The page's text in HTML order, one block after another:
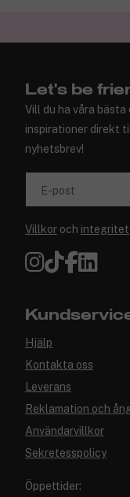
Let's be
Vill du ha våra
inspirationer direkt
nyhetsbrev!
E-post
Villkor och integritet
Hjälp
Kontakta oss
Leverans
Reklamation och
Användarvillkor
Sekretesspolicy
Öppettider: